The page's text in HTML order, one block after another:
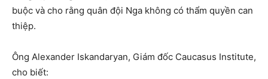
buộc và cho rằng quân đội Nga không có thẩm quyền can
thiệp.
Ông Alexander Iskandaryan, Giám đốc Caucasus Institute,
cho biết: